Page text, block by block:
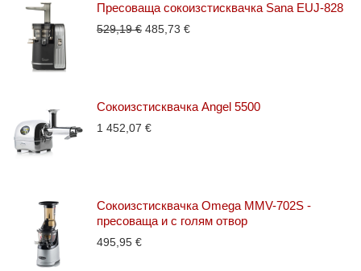
Пресоваща сокоизстисквачка Sana EUJ-828
529,19€ Original
485,73 €Текущата
Сокоизстисквачка Angel 5500
1 452,07 €
Сокоизстисквачка Omega MMV-702S -
пресоваща и с голям отвор
495,95 €